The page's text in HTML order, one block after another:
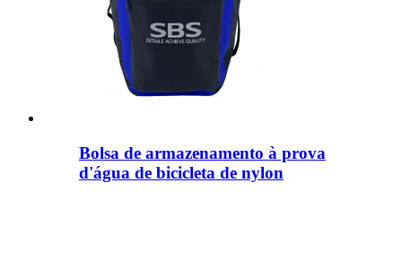
Bolsa de armazenamento à prova
d'água de bicicleta de nylon